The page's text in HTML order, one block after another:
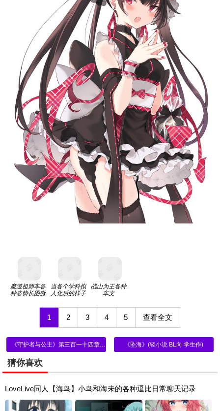
魔道祖师车各
种姿势长图微
当各个学科拟
人化后的样子
战山为王各种
车文
1 2 3 4 5 查看全文
《坠海》(轻小说 BL向 学生作)
猜你喜欢
LoveLive同人【海鸟】小鸟和海未的各种逗比日常聊天记录